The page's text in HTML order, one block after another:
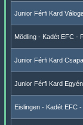
Junior Férfi Kard
Mödling - Kadét EFC -
Junior Férfi Kard
Junior Férfi Kard
Eislingen - Kadét EFC